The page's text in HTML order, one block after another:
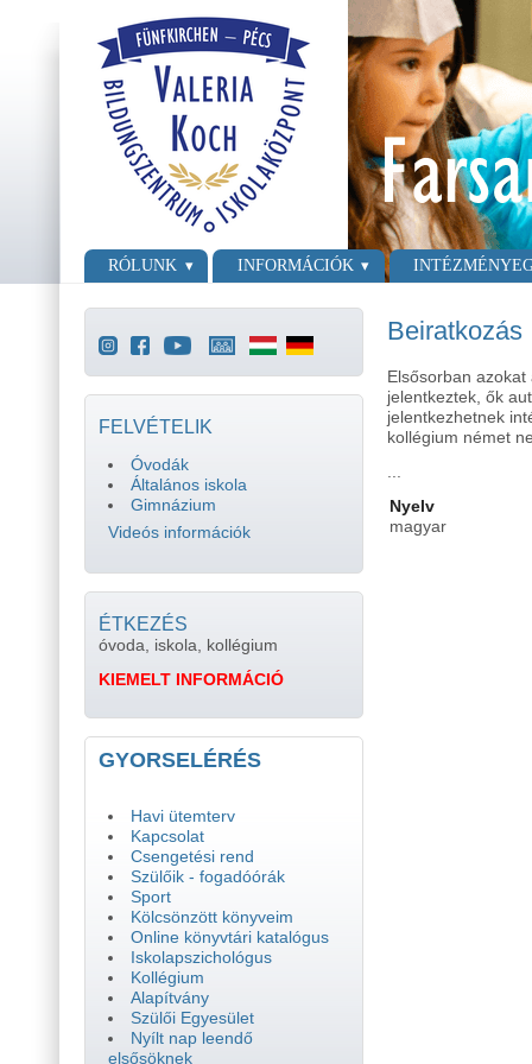
FőmenüRÓLUNK INFORMÁCIÓK
FELVÉTELIK
Óvodák
Általános iskola
Gimnázium
Videós információk
ÉTKEZÉS
óvoda, iskola, kollégium
KIEMELT INFORMÁCIÓ
GYORSELÉRÉS
Havi ütemterv
Kapcsolat
Csengetési rend
Szülőik - fogadóórák
Sport
Kölcsönzött könyveim
Online könyvtári katalógus
Iskolapszichológus
Kollégium
Alapítvány
Szülői Egyesület
Nyílt nap leendő
elsősöknek
Beiratkozás
Elsősorban
jelentkeztek, ők
jelentkezhetnek
kollégium német
Nyelv
magyar